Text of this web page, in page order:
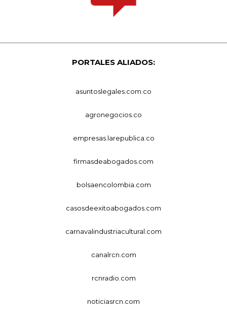
PORTALES ALIADOS:
asuntoslegales.com.co
agronegocios.co
empresas.larepublica.co
firmasdeabogados.com
bolsaencolombia.com
casosdeexitoabogados.com
carnavalindustriacultural.com
canalrcn.com
rcnradio.com
noticiasrcn.com